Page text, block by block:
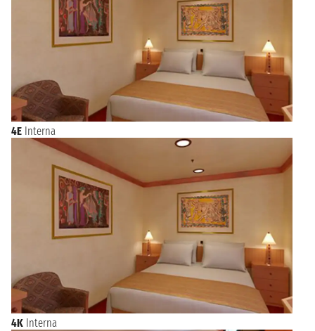
4E Interna
4K Interna